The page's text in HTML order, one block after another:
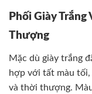
Phối Giày Trắng
Thượng
Mặc dù giày trắng
hợp với tất màu tối,
và thời thượng.